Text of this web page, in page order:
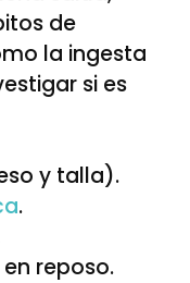
de
la ingesta
si es
y talla).
.
reposo.